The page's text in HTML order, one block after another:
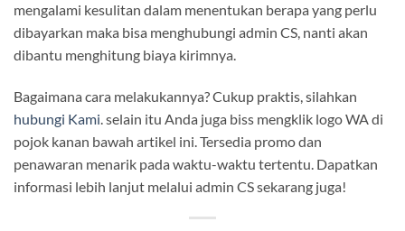
mengalami kesulitan dalam menentukan berapa yang perlu
dibayarkan maka bisa menghubungi admin CS, nanti akan
dibantu menghitung biaya kirimnya.
Bagaimana cara melakukannya? Cukup praktis, silahkan
hubungi Kami. selain itu Anda juga biss mengklik logo WA di
pojok kanan bawah artikel ini. Tersedia promo dan
penawaran menarik pada waktu-waktu tertentu. Dapatkan
informasi lebih lanjut melalui admin CS sekarang juga!